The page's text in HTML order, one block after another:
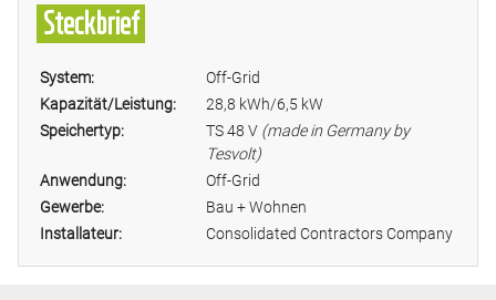
Steckbrief
System:
Off-Grid
Kapazität/Leistung:
28,8 kWh/6,5 kW
Speichertyp:
TS 48 V (made in Germany by
Tesvolt)
Anwendung:
Off-Grid
Gewerbe:
Bau + Wohnen
Installateur:
Consolidated Contractors Company